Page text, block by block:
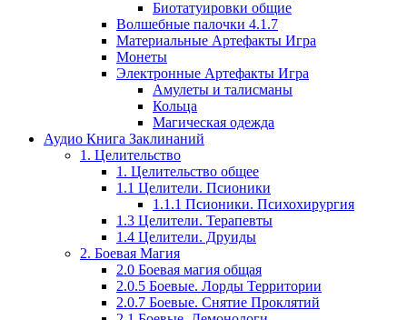
Биотатуировки общие
Волшебные палочки 4.1.7
Материальные Артефакты Игра
Монеты
Электронные Артефакты Игра
Амулеты и талисманы
Кольца
Магическая одежда
Аудио Книга Заклинаний
1. Целительство
1. Целительство общее
1.1 Целители. Псионики
1.1.1 Псионики. Психохирургия
1.3 Целители. Терапевты
1.4 Целители. Друиды
2. Боевая Магия
2.0 Боевая магия общая
2.0.5 Боевые. Лорды Территории
2.0.7 Боевые. Снятие Проклятий